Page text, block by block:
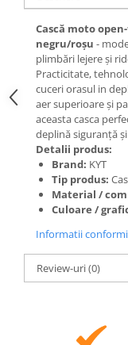
Cască moto
negru/roșu -
plimbări lejere și
Practicitate,
cuceri orasul in
aer superioare și
aceasta casca
deplină siguranță
Detalii produs:
Brand: KYT
Tip produs:
Material /
Culoare /
Informatii
Review-uri(0)